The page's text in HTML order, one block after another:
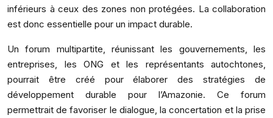
inférieurs à ceux des zones non protégées. La collaboration
est donc essentielle pour un impact durable.
Un forum multipartite, réunissant les gouvernements, les
entreprises, les ONG et les représentants autochtones,
pourrait être créé pour élaborer des stratégies de
développement durable pour l’Amazonie. Ce forum
permettrait de favoriser le dialogue, la concertation et la prise